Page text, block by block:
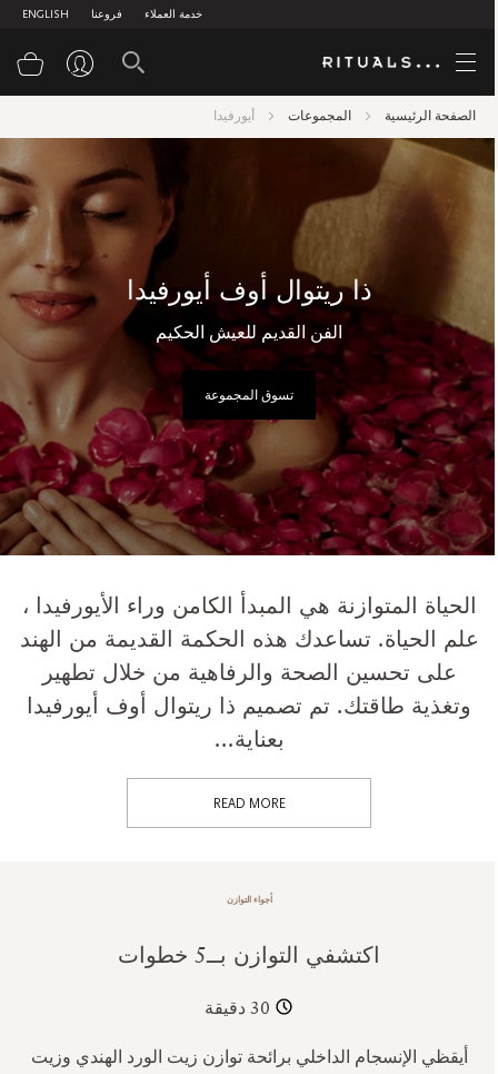
ENGLISH فروعنا خدمة العملاء
الصفحة الرئيسية المجموعات أيورفيدا
ذا ريتوال أوف أيورفيدا
الفن القديم للعيش الحكيم
تسوق المجموعة
الحياة المتوازنة هي المبدأ الكامن وراء الأيورفيدا ،
علم الحياة. تساعدك هذه الحكمة القديمة من الهند
على تحسين الصحة والرفاهية من خلال تطهير
وتغذية طاقتك. تم تصميم ذا ريتوال أوف أيورفيدا
بعناية...
READ MORE
أجواء التوازن
اكتشفي التوازن بــ5 خطوات
أيقظي الإنسجام الداخلي برائحة توازن زيت الورد الهندي وزيت